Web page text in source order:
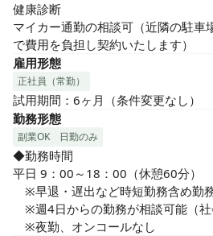
健康診断
マイカー通勤の相談可（近隣の駐車
で費用を負担し契約いたします）
雇用形態
正社員（常勤）
試用期間：6ヶ月（条件変更なし）
勤務形態
副業OK 日勤のみ
◆勤務時間
平日 9：00～18：00（休憩60分）
※早退・遅出など時短勤務含め勤
※週4日からの勤務が相談可能（社
※夜勤、オンコールなし